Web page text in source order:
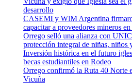
desarrollo
CASEMI y WIM Argentina
capacitar a proveedores mineros en
Orrego selló una alianza con
protección integral de niñas, niños
Inversión histórica en el futuro
becas estudiantiles en Rodeo
Orrego confirmó la Ruta 40 Norte
Vicuña